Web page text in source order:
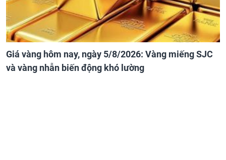
Giá vàng hôm nay, ngày 5/8/2026: Vàng miếng SJC
và vàng nhẫn biến động khó lường